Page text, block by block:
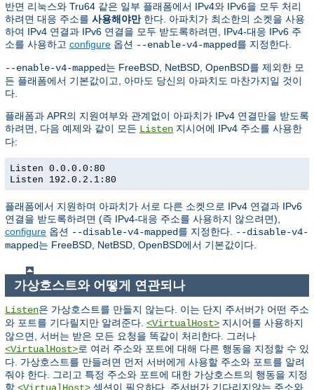
반면 리눅스와 Tru64 같은 일부 플래폼에서 IPv4와 IPv6을 모두 처리
하려면 대응 주소를 사용해야만한다. 아파치가 최소한의 소켓을 사용
하여 IPv4 연결과 IPv6 연결을 모두 받도록하려면, IPv4-대응 IPv6 주
소를 사용하고 configure 옵션 --enable-v4-mapped를 지정한다.
--enable-v4-mapped는 FreeBSD, NetBSD, OpenBSD를 제외한 모
든 플래폼에서 기본값이고, 아마도 당신의 아파치도 마찬가지일 것이
다.
플래폼과 APR의 지원여부와 관계없이 아파치가 IPv4 연결만을 받도록
하려면, 다음 예제와 같이 모든 Listen 지시어에 IPv4 주소를 사용한
다:
Listen 0.0.0.0:80
Listen 192.0.2.1:80
플래폼에서 지원하며 아파치가 서로 다른 소켓으로 IPv4 연결과 IPv6
연결을 받도록하려면 (즉 IPv4-대응 주소를 사용하지 않으려면),
configure 옵션 --disable-v4-mapped를 지정한다. --disable-v4-
mapped는 FreeBSD, NetBSD, OpenBSD에서 기본값이다.
가상호스트와 어떻게 연관되나
Listen은 가상호스트를 만들지 않는다. 이는 단지 주서버가 어떤 주소
와 포트를 기다릴지만 알려준다. <VirtualHost> 지시어를 사용하지
않으면, 서버는 받은 모든 요청을 똑같이 처리한다. 그러나
<VirtualHost>로 여러 주소와 포트에 대해 다른 행동을 지정할 수 있
다. 가상호스트를 만들려면 먼저 서버에게 사용할 주소와 포트를 알려
줘야 한다. 그리고 특정 주소와 포트에 대한 가상호스트의 행동을 지정
할 <VirtualHost> 섹션이 필요하다. 주서버가 기다리지않는 주소와